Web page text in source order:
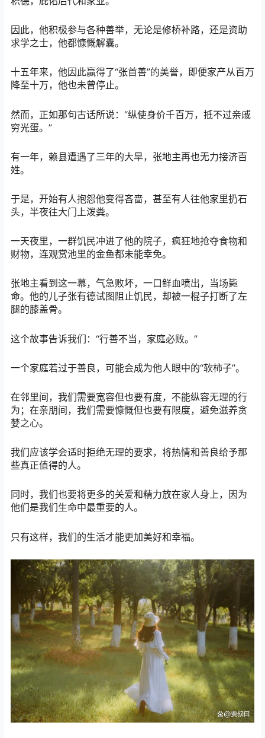
因此，他积极参与各种善举，无论是修桥补路，还是资助
求学之士，他都慷慨解囊。
十五年来，他因此赢得了“张首善”的美誉，即便家产从百万
降至十万，他也未曾停止。
然而，正如那句古话所说：“纵使身价千百万，抵不过亲戚
穷光蛋。”
有一年，赖县遭遇了三年的大旱，张地主再也无力接济百
姓。
于是，开始有人抱怨他变得吝啬，甚至有人往他家里扔石
头，半夜往大门上泼粪。
一天夜里，一群饥民冲进了他的院子，疯狂地抢夺食物和
财物，连观赏池里的金鱼都未能幸免。
张地主看到这一幕，气急败坏，一口鲜血喷出，当场毙
命。他的儿子张有德试图阻止饥民，却被一棍子打断了左
腿的膝盖骨。
这个故事告诉我们：“行善不当，家庭必败。”
一个家庭若过于善良，可能会成为他人眼中的“软柿子”。
在邻里间，我们需要宽容但也要有度，不能纵容无理的行
为；在亲朋间，我们需要慷慨但也要有限度，避免滋养贪
婪之心。
我们应该学会适时拒绝无理的要求，将热情和善良给予那
些真正值得的人。
同时，我们也要将更多的关爱和精力放在家人身上，因为
他们是我们生命中最重要的人。
只有这样，我们的生活才能更加美好和幸福。